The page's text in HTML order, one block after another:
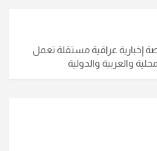
إخبارية عراقية مستقلة تعمل
والعربية والدولية